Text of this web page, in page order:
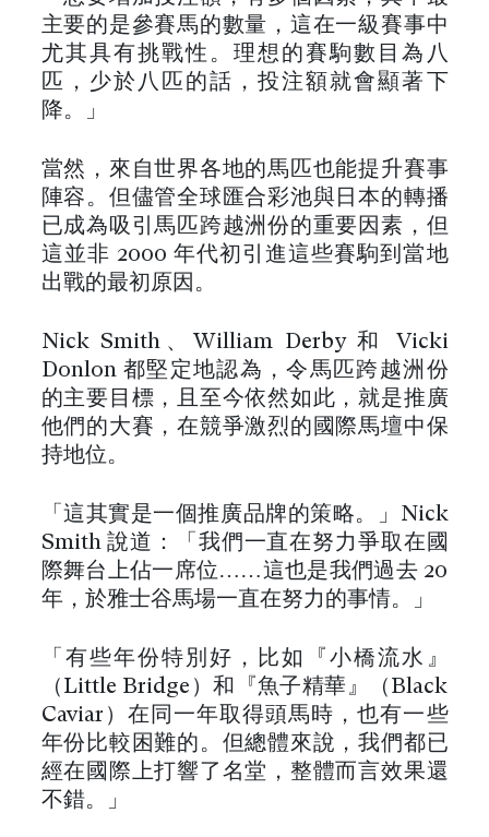
主要的是參賽馬的數量，這在一級賽事中
尤其具有挑戰性。理想的賽駒數目為八
匹，少於八匹的話，投注額就會顯著下
降。」
當然，來自世界各地的馬匹也能提升賽事
陣容。但儘管全球匯合彩池與日本的轉播
已成為吸引馬匹跨越洲份的重要因素，但
這並非 2000 年代初引進這些賽駒到當地
出戰的最初原因。
Nick Smith、William Derby 和 Vicki
Donlon 都堅定地認為，令馬匹跨越洲份
的主要目標，且至今依然如此，就是推廣
他們的大賽，在競爭激烈的國際馬壇中保
持地位。
「這其實是一個推廣品牌的策略。」Nick
Smith 說道：「我們一直在努力爭取在國
際舞台上佔一席位……這也是我們過去 20
年，於雅士谷馬場一直在努力的事情。」
「有些年份特別好，比如『小橋流水』
（Little Bridge）和『魚子精華』（Black
Caviar）在同一年取得頭馬時，也有一些
年份比較困難的。但總體來說，我們都已
經在國際上打響了名堂，整體而言效果還
不錯。」